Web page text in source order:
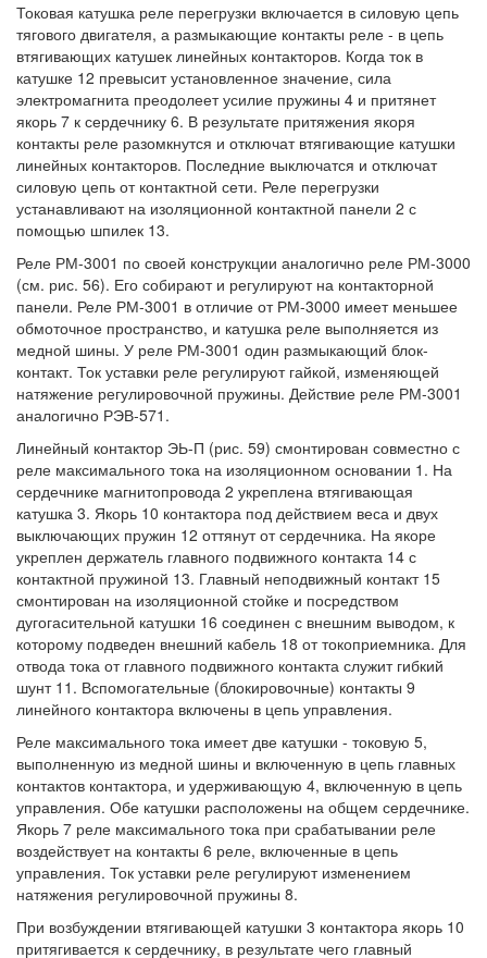
Токовая катушка реле перегрузки включается в силовую цепь
тягового двигателя, а размыкающие контакты реле - в цепь
втягивающих катушек линейных контакторов. Когда ток в
катушке 12 превысит установленное значение, сила
электромагнита преодолеет усилие пружины 4 и притянет
якорь 7 к сердечнику 6. В результате притяжения якоря
контакты реле разомкнутся и отключат втягивающие катушки
линейных контакторов. Последние выключатся и отключат
силовую цепь от контактной сети. Реле перегрузки
устанавливают на изоляционной контактной панели 2 с
помощью шпилек 13.
Реле РМ-3001 по своей конструкции аналогично реле РМ-3000
(см. рис. 56). Его собирают и регулируют на контакторной
панели. Реле РМ-3001 в отличие от РМ-3000 имеет меньшее
обмоточное пространство, и катушка реле выполняется из
медной шины. У реле РМ-3001 один размыкающий блок-
контакт. Ток уставки реле регулируют гайкой, изменяющей
натяжение регулировочной пружины. Действие реле РМ-3001
аналогично РЭВ-571.
Линейный контактор ЭЬ-П (рис. 59) смонтирован совместно с
реле максимального тока на изоляционном основании 1. На
сердечнике магнитопровода 2 укреплена втягивающая
катушка 3. Якорь 10 контактора под действием веса и двух
выключающих пружин 12 оттянут от сердечника. На якоре
укреплен держатель главного подвижного контакта 14 с
контактной пружиной 13. Главный неподвижный контакт 15
смонтирован на изоляционной стойке и посредством
дугогасительной катушки 16 соединен с внешним выводом, к
которому подведен внешний кабель 18 от токоприемника. Для
отвода тока от главного подвижного контакта служит гибкий
шунт 11. Вспомогательные (блокировочные) контакты 9
линейного контактора включены в цепь управления.
Реле максимального тока имеет две катушки - токовую 5,
выполненную из медной шины и включенную в цепь главных
контактов контактора, и удерживающую 4, включенную в цепь
управления. Обе катушки расположены на общем сердечнике.
Якорь 7 реле максимального тока при срабатывании реле
воздействует на контакты 6 реле, включенные в цепь
управления. Ток уставки реле регулируют изменением
натяжения регулировочной пружины 8.
При возбуждении втягивающей катушки 3 контактора якорь 10
притягивается к сердечнику, в результате чего главный